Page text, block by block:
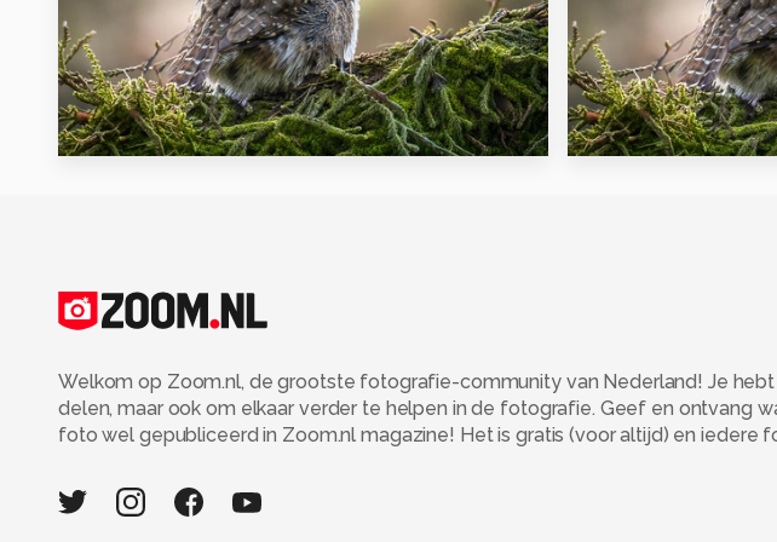
0
Welkom op Zoom.nl, de grootste fotografie-community van Nederland! Je
delen, maar ook om elkaar verder te helpen in de fotografie. Geef en ontvang
foto wel gepubliceerd in Zoom.nl magazine! Het is gratis (voor altijd) en iedere